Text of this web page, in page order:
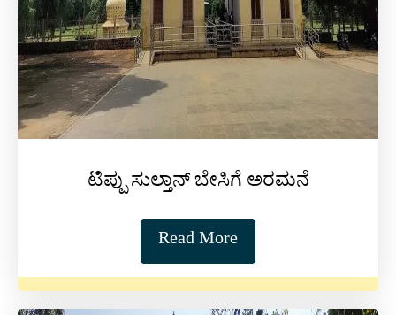
ಟಿಪ್ಪು ಸುಲ್ತಾನ್ ಬೇಸಿಗೆ ಅರಮನೆ
Read More